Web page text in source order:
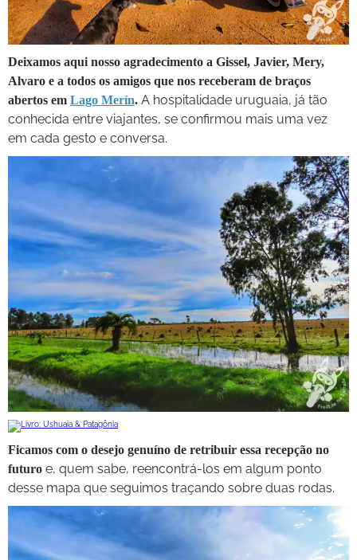
Deixamos aqui nosso agradecimento a Gissel, Javier, Mery,
Alvaro e a todos os amigos que nos receberam de braços
abertos em Lago Merín. A hospitalidade uruguaia, já tão
conhecida entre viajantes, se confirmou mais uma vez
em cada gesto e conversa.
Ficamos com o desejo genuíno de retribuir essa recepção no
futuro e, quem sabe, reencontrá-los em algum ponto
desse mapa que seguimos traçando sobre duas rodas.